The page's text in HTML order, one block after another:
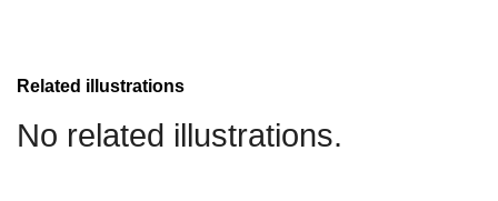
Related illustrations
No related illustrations.